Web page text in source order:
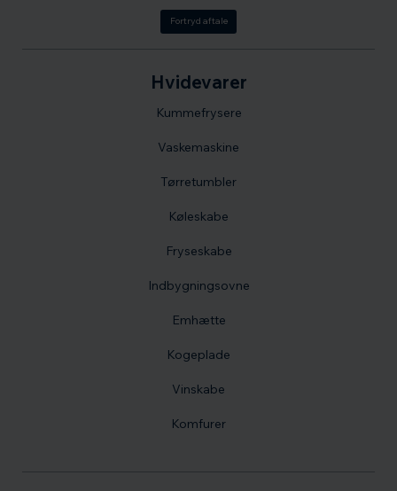
Hvidevarer
Kummefrysere
Vaskemaskine
Tørretumbler
Køleskabe
Fryseskabe
Indbygningsovne
Emhætte
Kogeplade
Vinskabe
Komfurer
Fortryd aftale